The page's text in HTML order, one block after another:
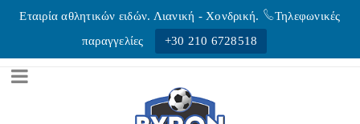
Εταιρία αθλητικών ειδών. Λιανική - Xονδρική.
Τηλεφωνικές
παραγγελίες
+30 210 6728518